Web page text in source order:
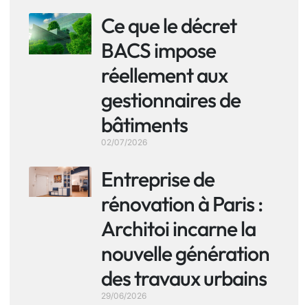
Ce que le décret
BACS impose
réellement aux
gestionnaires de
bâtiments
02/07/2026
Entreprise de
rénovation à Paris :
Architoi incarne la
nouvelle génération
des travaux urbains
29/06/2026